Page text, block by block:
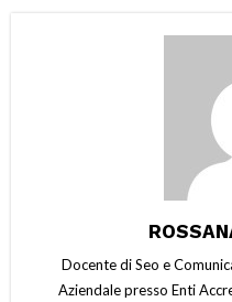
Docente di Seo e
Aziendale presso Enti